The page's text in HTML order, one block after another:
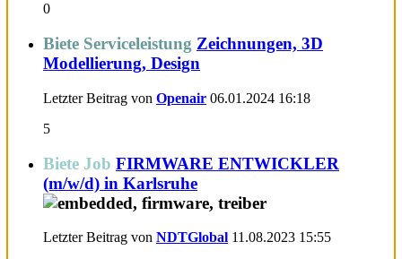
0
Biete Serviceleistung Zeichnungen, 3D
Modellierung, Design
Letzter Beitrag von Openair 06.01.2024 16:18
5
Biete Job FIRMWARE ENTWICKLER
(m/w/d) in Karlsruhe
Letzter Beitrag von NDTGlobal 11.08.2023 15:55